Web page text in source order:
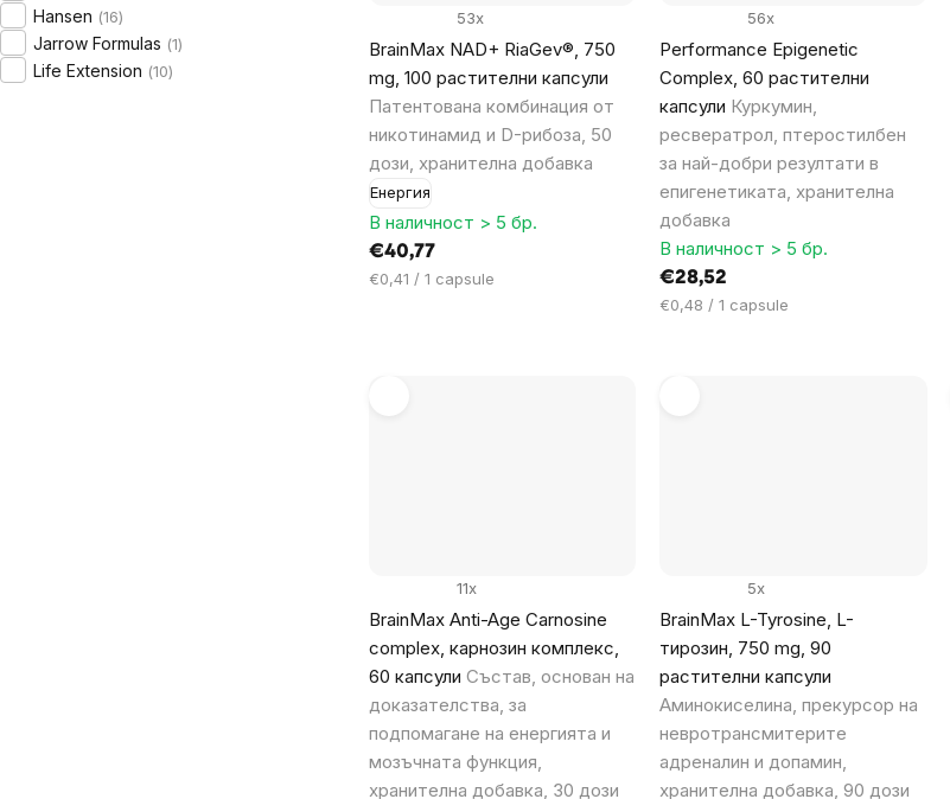
Hansen 16
Jarrow Formulas 1
Life Extension 10
BrainMax NAD+ RiaGev®, 750
mg, 100 растителни капсули
Патентована комбинация от
никотинамид и D-рибоза, 50
дози, хранителна добавка
Енергия
53x
В наличност > 5 бр.
€40,77
Цена
€0,41 / 1 capsule
Performance Epigenetic
Complex, 60 растителни
капсули Куркумин,
ресвератрол, птеростилбен
за най-добри резултати в
епигенетиката, хранителна
добавка
56x
В наличност > 5 бр.
€28,52
Цена
€0,48 / 1 capsule
BrainMax Anti-Age Carnosine
complex, карнозин комплекс,
60 капсули Състав, основан на
доказателства, за
подпомагане на енергията и
мозъчната функция,
хранителна добавка, 30 дози
11x
BrainMax L-Tyrosine, L-
тирозин, 750 mg, 90
растителни капсули
Аминокиселина, прекурсор на
невротрансмитерите
адреналин и допамин,
хранителна добавка, 90 дози
5x